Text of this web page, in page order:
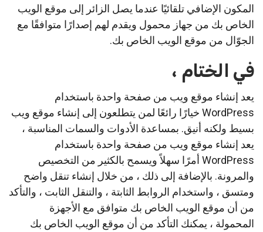
المكون الإضافي تلقائيًا عندما يصل الزائر إلى موقع الويب
الخاص بك من جهاز محمول ويقدم لهم إصدارًا متوافقًا مع
الجوّال من موقع الويب الخاص بك.
في الختام ،
يعد إنشاء موقع ويب من صفحة واحدة باستخدام
WordPress خيارًا رائعًا لمن يتطلعون إلى إنشاء موقع ويب
بسيط ولكنه أنيق. بمساعدة الأدوات والسمات المناسبة ،
يعد إنشاء موقع ويب من صفحة واحدة باستخدام
WordPress أمرًا سهلاً ويسمح بالكثير من التخصيص
والمرونة. بالإضافة إلى ذلك ، من خلال إنشاء تنقل واضح
ومتسق ، واستخدام الروابط الثابتة ، والتنقل الثابت ، والتأكد
من أن موقع الويب الخاص بك متوافق مع الأجهزة
المحمولة ، يمكنك التأكد من أن موقع الويب الخاص بك